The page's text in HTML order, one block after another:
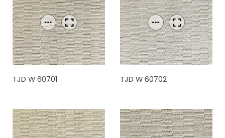
TJD W 60701 TJD W 60702